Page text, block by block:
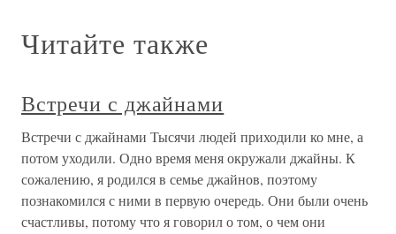
Читайте также
Встречи с джайнами
Встречи с джайнами Тысячи людей приходили ко мне, а
потом уходили. Одно время меня окружали джайны. К
сожалению, я родился в семье джайнов, поэтому
познакомился с ними в первую очередь. Они были очень
счастливы, потому что я говорил о том, о чем они